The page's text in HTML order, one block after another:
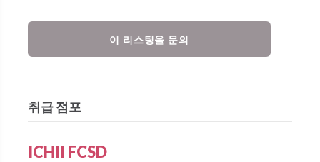
이 리스팅을 문의
취급 점포
ICHII FCSD